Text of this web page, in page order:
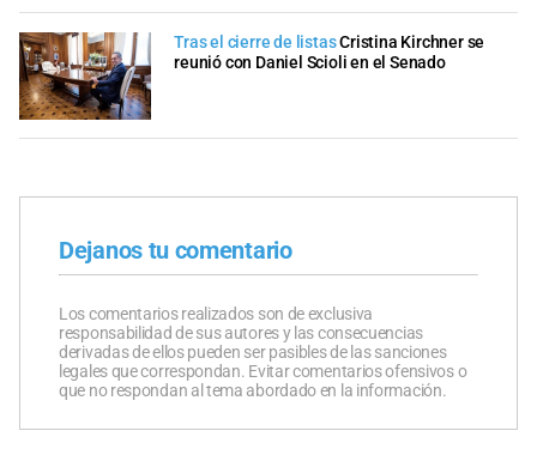
Tras el cierre de listasCristina Kirchner se
reunió con Daniel Scioli en el Senado
Dejanos tu comentario
Los comentarios realizados son de exclusiva
responsabilidad de sus autores y las consecuencias
derivadas de ellos pueden ser pasibles de las sanciones
legales que correspondan. Evitar comentarios ofensivos o
que no respondan al tema abordado en la información.